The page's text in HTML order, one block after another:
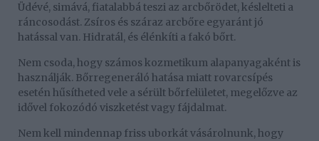
Üdévé, simává, fiatalabbá teszi az arcbőrödet, késlelteti a
ráncosodást. Zsíros és száraz arcbőre egyaránt jó
hatással van. Hidratál, és élénkíti a fakó bőrt.
Nem csoda, hogy számos kozmetikum alapanyagaként is
használják. Bőrregeneráló hatása miatt rovarcsípés
esetén hűsítheted vele a sérült bőrfelületet, megelőzve az
idővel fokozódó viszketést vagy fájdalmat.
Nem kell mindennap friss uborkát vásárolnunk, hogy